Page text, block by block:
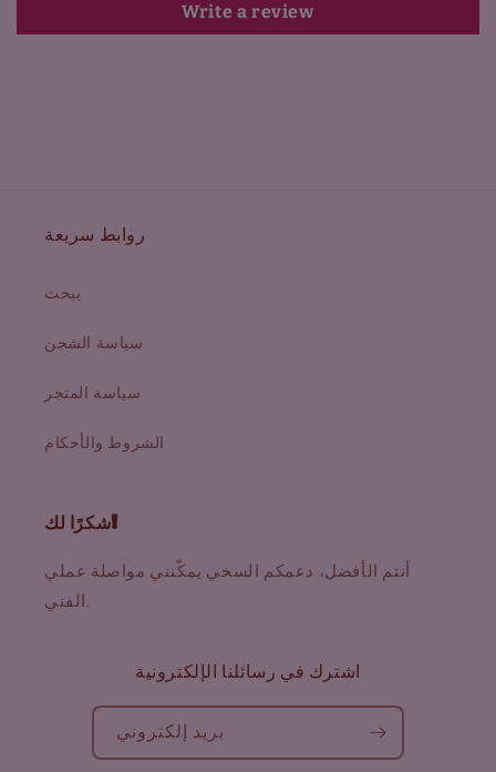
Write a review
روابط سريعة
يبحث
سياسة الشحن
سياسة المتجر
الشروط والأحكام
شكرًا لك!
أنتم الأفضل، دعمكم السخي يمكّنني مواصلة عملي
الفني.
اشترك في رسائلنا الإلكترونية
بريد إلكتروني